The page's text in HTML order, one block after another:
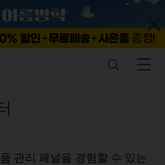
SearchMenu
관리 패널을 경험할 수 있는